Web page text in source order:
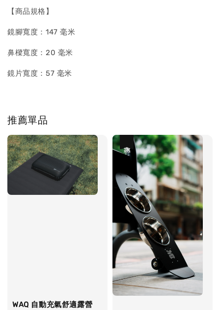
【商品規格】
鏡腳寬度：147 毫米
鼻樑寬度：20 毫米
鏡片寬度：57 毫米
推薦單品
WAQ 自動充氣舒適露營